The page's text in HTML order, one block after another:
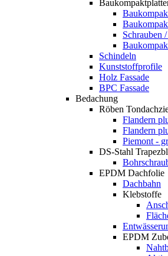
Schrauben
Schindeln
Kunststoffprofile
Holz Fassade
BPC Fassade
Bedachung
Röben
Flandern
Flandern
Piemont -
DS-Stahl
EPDM Dachfolie
Dachbahn
Klebstoffe
EPDM